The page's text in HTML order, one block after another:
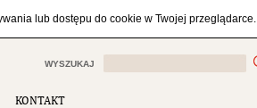
WYSZUKAJ
KONTAKT
lub dostępu do cookie w Twojej przeglądarce.